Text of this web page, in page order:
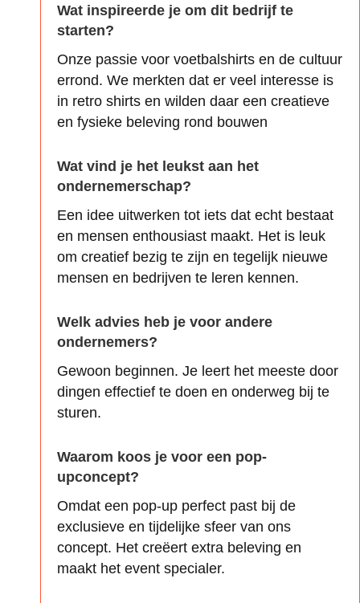
Wat inspireerde je om dit bedrijf te
starten?
Onze passie voor voetbalshirts en de cultuur
errond. We merkten dat er veel interesse is
in retro shirts en wilden daar een creatieve
en fysieke beleving rond bouwen
Wat vind je het leukst aan het
ondernemerschap?
Een idee uitwerken tot iets dat echt bestaat
en mensen enthousiast maakt. Het is leuk
om creatief bezig te zijn en tegelijk nieuwe
mensen en bedrijven te leren kennen.
Welk advies heb je voor andere
ondernemers?
Gewoon beginnen. Je leert het meeste door
dingen effectief te doen en onderweg bij te
sturen.
Waarom koos je voor een pop-
upconcept?
Omdat een pop-up perfect past bij de
exclusieve en tijdelijke sfeer van ons
concept. Het creëert extra beleving en
maakt het event specialer.